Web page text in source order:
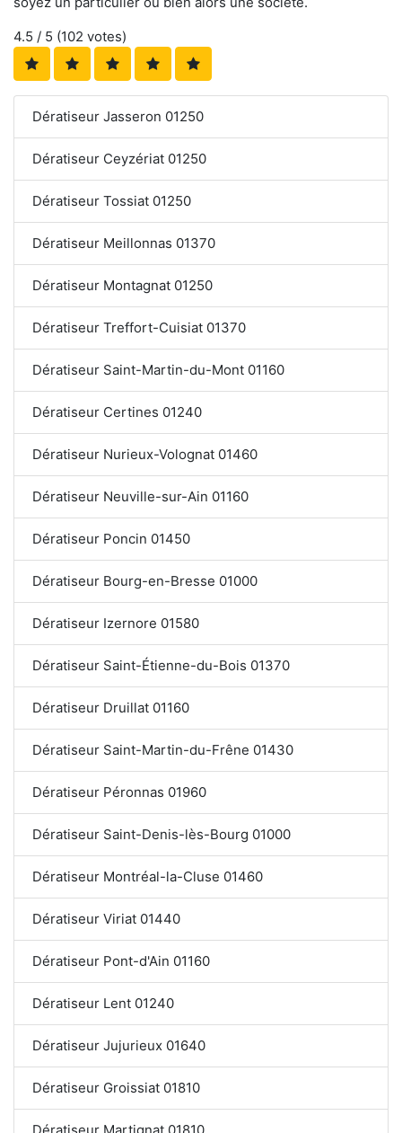
4.5 / 5 (102 votes)
Dératiseur Jasseron 01250
Dératiseur Ceyzériat 01250
Dératiseur Tossiat 01250
Dératiseur Meillonnas 01370
Dératiseur Montagnat 01250
Dératiseur Treffort-Cuisiat 01370
Dératiseur Saint-Martin-du-Mont 01160
Dératiseur Certines 01240
Dératiseur Nurieux-Volognat 01460
Dératiseur Neuville-sur-Ain 01160
Dératiseur Poncin 01450
Dératiseur Bourg-en-Bresse 01000
Dératiseur Izernore 01580
Dératiseur Saint-Étienne-du-Bois 01370
Dératiseur Druillat 01160
Dératiseur Saint-Martin-du-Frêne 01430
Dératiseur Péronnas 01960
Dératiseur Saint-Denis-lès-Bourg 01000
Dératiseur Montréal-la-Cluse 01460
Dératiseur Viriat 01440
Dératiseur Pont-d'Ain 01160
Dératiseur Lent 01240
Dératiseur Jujurieux 01640
Dératiseur Groissiat 01810